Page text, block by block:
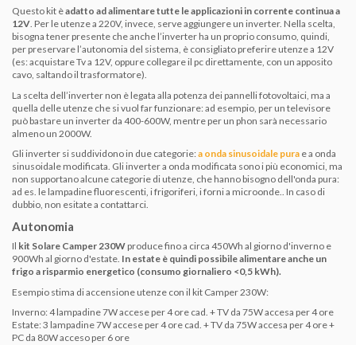
Questo kit èadatto ad alimentare tutte le applicazioni in corrente continua a
12V. Per le utenze a 220V, invece, serve aggiungere un inverter. Nella scelta,
bisogna tener presente che anche l’inverter ha un proprio consumo, quindi,
per preservare l’autonomia del sistema, è consigliato preferire utenze a 12V
(es: acquistare Tv a 12V, oppure collegare il pc direttamente, con un apposito
cavo, saltando il trasformatore).
La scelta dell’inverter non è legata alla potenza dei pannelli fotovoltaici, ma a
quella delle utenze che si vuol far funzionare: ad esempio, per un televisore
può bastare un inverter da 400-600W, mentre per un phon sarà necessario
almeno un 2000W.
Gli inverter si suddividono in due categorie:a onda sinusoidale pura e a onda
sinusoidale modificata. Gli inverter a onda modificata sono i più economici, ma
non supportano alcune categorie di utenze, che hanno bisogno dell'onda pura:
ad es. le lampadine fluorescenti, i frigoriferi, i forni a microonde.. In caso di
dubbio, non esitate a contattarci.
Autonomia
Il kit Solare Camper 230W produce fino a circa 450Wh al giorno d'inverno e
900Wh al giorno d'estate. In estate è quindi possibile alimentare anche un
frigo a risparmio energetico (consumo giornaliero <0,5 kWh).
Esempio stima di accensione utenze con il kit Camper 230W:
Inverno: 4 lampadine 7W accese per 4 ore cad. + TV da 75W accesa per 4 ore
Estate: 3 lampadine 7W accese per 4 ore cad. + TV da 75W accesa per 4 ore +
PC da 80W acceso per 6 ore